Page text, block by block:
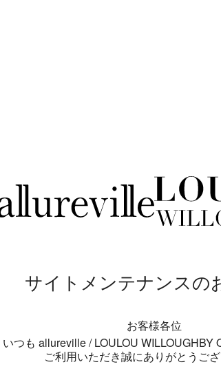
サイトメンテナンスの
お客様各位
いつも allureville / LOULOU WILLOUGHBY
ご利用いただき誠にありがとうござ